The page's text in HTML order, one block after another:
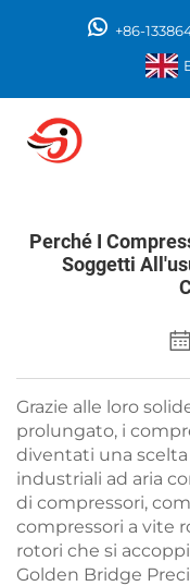
+86-
Perché I
Soggetti
Grazie alle loro
prolungato, i
diventati una
industriali ad aria
di compressori,
compressori a vite
rotori che si
Golden Bridge